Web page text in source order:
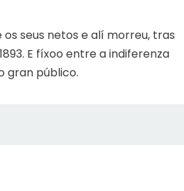
seus netos e alí morreu, tras
E fíxoo entre a indiferenza
gran público.